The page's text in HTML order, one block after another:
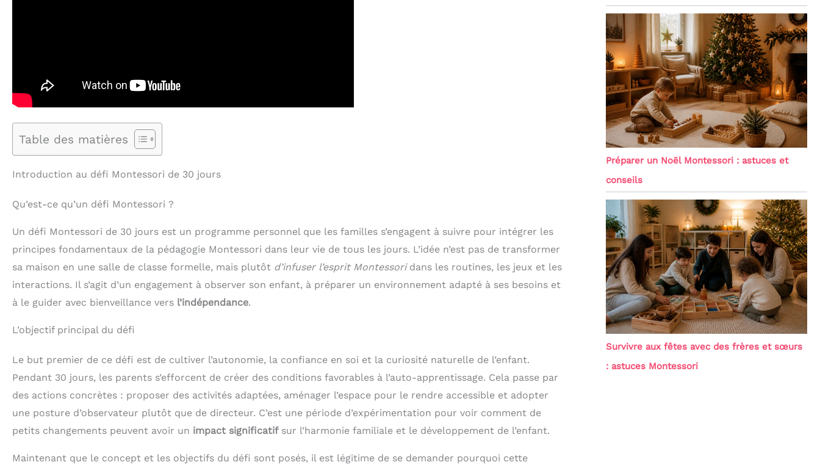
Table des matières
Introduction au défi Montessori de 30 jours
Qu’est-ce qu’un défi Montessori ?
Un défi Montessori de 30 jours est un programme personnel que les familles s’engagent à suivre pour intégrer les
principes fondamentaux de la pédagogie Montessori dans leur vie de tous les jours. L’idée n’est pas de transformer
sa maison en une salle de classe formelle, mais plutôt d’infuser l’esprit Montessoridans les routines, les jeux et les
interactions. Il s’agit d’un engagement à observer son enfant, à préparer un environnement adapté à ses besoins et
à le guider avec bienveillance vers l’indépendance.
L’objectif principal du défi
Le but premier de ce défi est de cultiver l’autonomie, la confiance en soi et la curiosité naturelle de l’enfant.
Pendant 30 jours, les parents s’efforcent de créer des conditions favorables à l’auto-apprentissage. Cela passe par
des actions concrètes : proposer des activités adaptées, aménager l’espace pour le rendre accessible et adopter
une posture d’observateur plutôt que de directeur. C’est une période d’expérimentation pour voir comment de
petits changements peuvent avoir un impact significatifsur l’harmonie familiale et le développement de l’enfant.
Maintenant que le concept et les objectifs du défi sont posés, il est légitime de se demander pourquoi cette
Préparer un Noël Montessori : astuces et
conseils
Survivre aux fêtes avec des frères et sœurs
: astuces Montessori